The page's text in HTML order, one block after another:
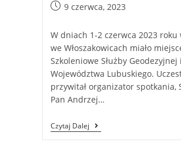
9 czerwca, 2023
W dniach 1-2 czerwca 2023 roku
we Włoszakowicach miało
Szkoleniowe Służby
Województwa Lubuskiego.
przywitał organizator spotkania,
Pan Andrzej…
Czytaj Dalej